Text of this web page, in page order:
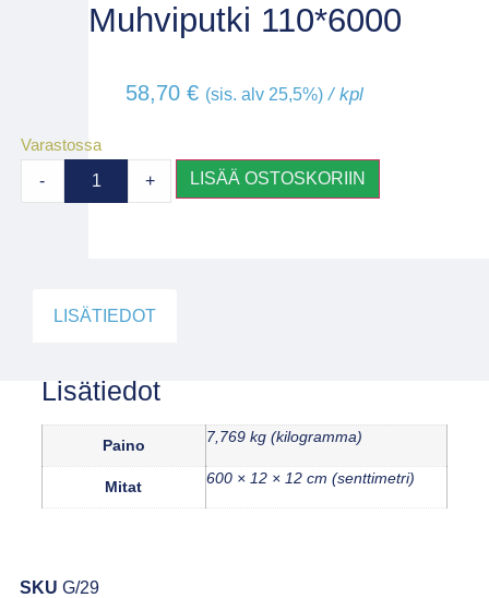
Muhviputki 110*6000
58,70 € (sis. alv 25,5%) / kpl
Varastossa
- + LISÄÄ OSTOSKORIIN
LISÄTIEDOT
Lisätiedot
Paino 7,769 kg (kilogramma)
Mitat 600 × 12 × 12 cm (senttimetri)
SKU G/29